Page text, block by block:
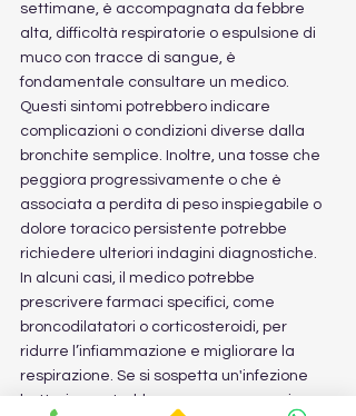
settimane, è accompagnata da febbre
alta, difficoltà respiratorie o espulsione di
muco con tracce di sangue, è
fondamentale consultare un medico.
Questi sintomi potrebbero indicare
complicazioni o condizioni diverse dalla
bronchite semplice. Inoltre, una tosse che
peggiora progressivamente o che è
associata a perdita di peso inspiegabile o
dolore toracico persistente potrebbe
richiedere ulteriori indagini diagnostiche.
In alcuni casi, il medico potrebbe
prescrivere farmaci specifici, come
broncodilatatori o corticosteroidi, per
ridurre l’infiammazione e migliorare la
respirazione. Se si sospetta un'infezione
batterica, potrebbe essere necessario un